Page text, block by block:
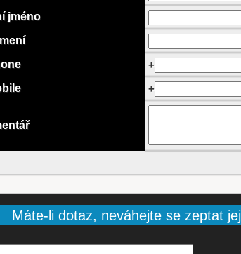
jméno
+
+
Máte-li dotaz, neváhejte se zeptat jej